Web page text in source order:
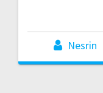
Nesrin